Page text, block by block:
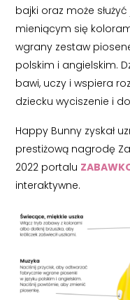
bajki oraz może
mieniącym się
wgrany zestaw
polskim i angielskim.
bawi, uczy i wspiera
dziecku wyciszenie i
Happy Bunny zyskał
prestiżową nagrodę
2022 portalu
interaktywne.